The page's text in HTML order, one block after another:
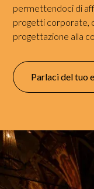
permettendoci di
progetti corporate,
progettazione alla
Parlaci del tuo